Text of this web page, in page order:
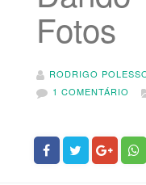
Fotos
RODRIGO
1 COMENTÁRIO